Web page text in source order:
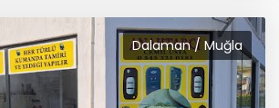
Dalaman / Muğla